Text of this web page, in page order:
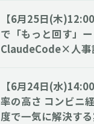
【6月25日(木
で「もっと回す」
ClaudeCode×人事
【6月24日(水
率の高さ コンビニ
度で一気に解決す